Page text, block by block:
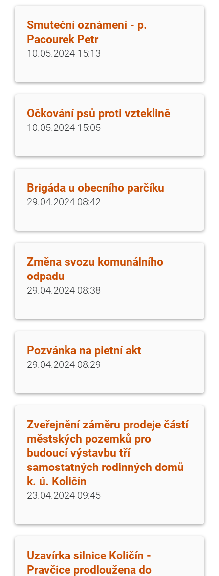
Smuteční oznámení - p.
Pacourek Petr
10.05.2024 15:13
Očkování psů proti vzteklině
10.05.2024 15:05
Brigáda u obecního parčíku
29.04.2024 08:42
Změna svozu komunálního
odpadu
29.04.2024 08:38
Pozvánka na pietní akt
29.04.2024 08:29
Zveřejnění záměru prodeje částí
městských pozemků pro
budoucí výstavbu tří
samostatných rodinných domů
k. ú. Količín
23.04.2024 09:45
Uzavírka silnice Količín -
Pravčice prodloužena do